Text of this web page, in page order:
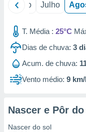
Junho Julho
T. Média : 25°C
Dias de chuva: 3
Acum. de chuva:
Vento médio: 9
Nascer e Pôr do
Nascer do sol